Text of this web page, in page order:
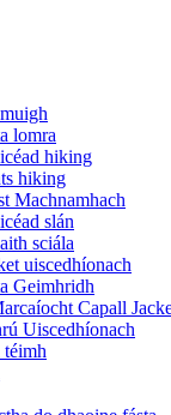
lomra
hiking
hiking
Machnamhach
slán
sciála
uiscedhíonach
Geimhridh
Capall
Uiscedhíonach
téimh